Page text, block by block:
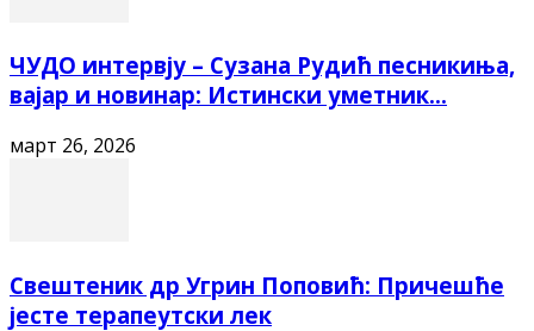
ЧУДО интервју – Сузана Рудић песникиња,
вајар и новинар: Истински уметник...
март 26, 2026
Свештеник др Угрин Поповић: Причешће
јесте терапеутски лек